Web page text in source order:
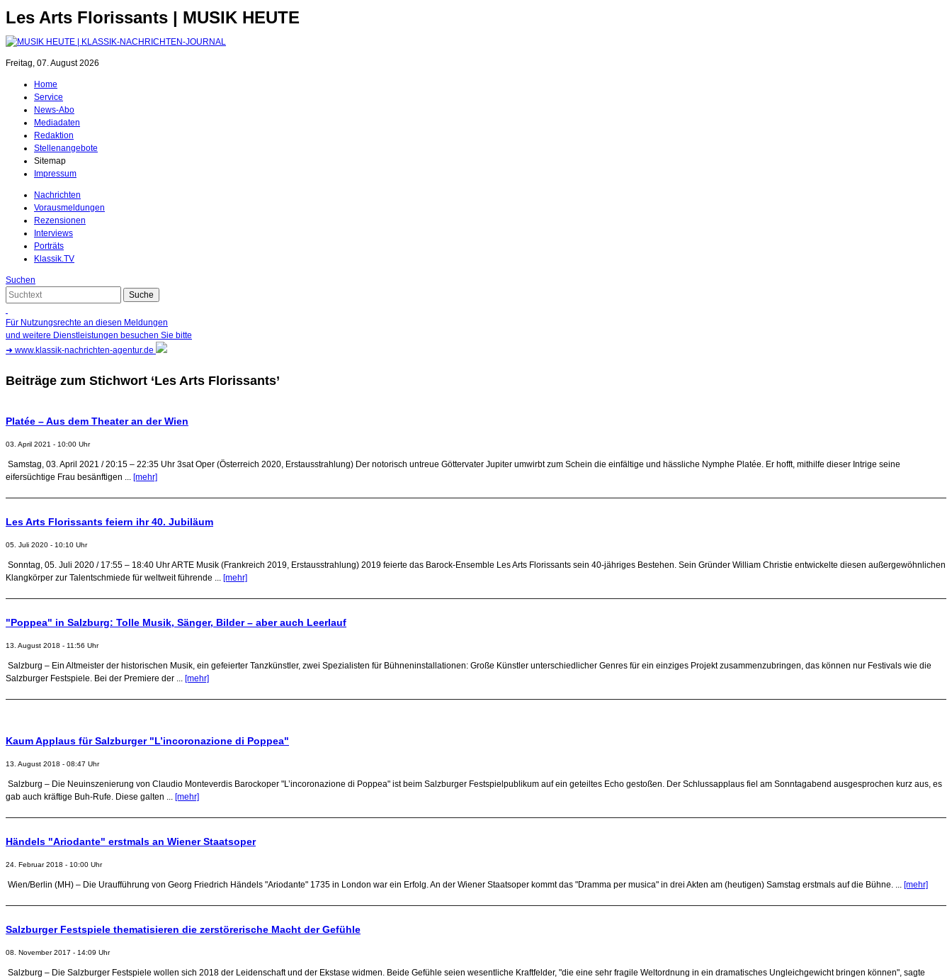
Les Arts Florissants | MUSIK HEUTE
Freitag, 07. August 2026
Home
Service
News-Abo
Mediadaten
Redaktion
Stellenangebote
Sitemap
Impressum
Nachrichten
Vorausmeldungen
Rezensionen
Interviews
Porträts
Klassik.TV
Suchen
Für Nutzungsrechte an diesen Meldungen
und weitere Dienstleistungen besuchen Sie bitte
➜ www.klassik-nachrichten-agentur.de
Beiträge zum Stichwort ‘Les Arts Florissants’
Platée – Aus dem Theater an der Wien
03. April 2021 - 10:00 Uhr
Samstag, 03. April 2021 / 20:15 – 22:35 Uhr 3sat Oper (Österreich 2020, Erstausstrahlung) Der notorisch untreue Göttervater Jupiter umwirbt zum Schein die einfältige und hässliche Nymphe Platée. Er hofft, mithilfe dieser Intrige seine
eifersüchtige Frau besänftigen ... [mehr]
Les Arts Florissants feiern ihr 40. Jubiläum
05. Juli 2020 - 10:10 Uhr
Sonntag, 05. Juli 2020 / 17:55 – 18:40 Uhr ARTE Musik (Frankreich 2019, Erstausstrahlung) 2019 feierte das Barock-Ensemble Les Arts Florissants sein 40-jähriges Bestehen. Sein Gründer William Christie entwickelte diesen außergewöhnlichen
Klangkörper zur Talentschmiede für weltweit führende ... [mehr]
"Poppea" in Salzburg: Tolle Musik, Sänger, Bilder – aber auch Leerlauf
13. August 2018 - 11:56 Uhr
Salzburg – Ein Altmeister der historischen Musik, ein gefeierter Tanzkünstler, zwei Spezialisten für Bühneninstallationen: Große Künstler unterschiedlicher Genres für ein einziges Projekt zusammenzubringen, das können nur Festivals wie die
Salzburger Festspiele. Bei der Premiere der ... [mehr]
Kaum Applaus für Salzburger "L’incoronazione di Poppea"
13. August 2018 - 08:47 Uhr
Salzburg – Die Neuinszenierung von Claudio Monteverdis Barockoper "L’incoronazione di Poppea" ist beim Salzburger Festspielpublikum auf ein geteiltes Echo gestoßen. Der Schlussapplaus fiel am Sonntagabend ausgesprochen kurz aus, es
gab auch kräftige Buh-Rufe. Diese galten ... [mehr]
Händels "Ariodante" erstmals an Wiener Staatsoper
24. Februar 2018 - 10:00 Uhr
Wien/Berlin (MH) – Die Uraufführung von Georg Friedrich Händels "Ariodante" 1735 in London war ein Erfolg. An der Wiener Staatsoper kommt das "Dramma per musica" in drei Akten am (heutigen) Samstag erstmals auf die Bühne. ... [mehr]
Salzburger Festspiele thematisieren die zerstörerische Macht der Gefühle
08. November 2017 - 14:09 Uhr
Salzburg – Die Salzburger Festspiele wollen sich 2018 der Leidenschaft und der Ekstase widmen. Beide Gefühle seien wesentliche Kraftfelder, "die eine sehr fragile Weltordnung in ein dramatisches Ungleichgewicht bringen können", sagte